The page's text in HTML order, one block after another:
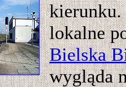
kierunku.
lokalne
Bielska
wygląda